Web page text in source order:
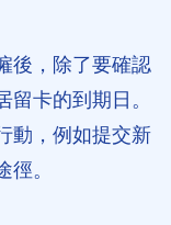
後，除了要確認
卡的到期日。
動，例如提交新
。